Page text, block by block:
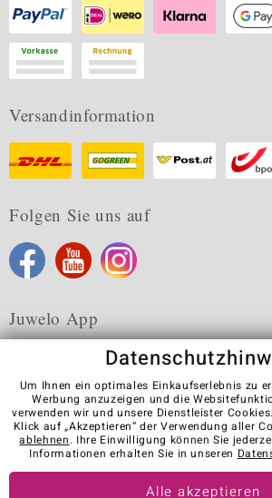
Versandinformation
Folgen Sie uns auf
Juwelo App
Karriere AGB Datenschutz
Kontakt
Vertrag
Visit our stores in other
Um Ihnen ein optimales Einkaufserlebnis zu
Werbung anzuzeigen und die
verwenden wir und unsere Dienstleister
Klick auf „Akzeptieren“ der Verwendung aller
ablehnen. Ihre Einwilligung können Sie
Informationen erhalten Sie in unseren
Alle akzeptieren